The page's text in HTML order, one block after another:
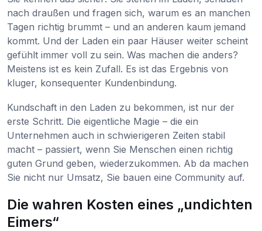
nach draußen und fragen sich, warum es an manchen
Tagen richtig brummt – und an anderen kaum jemand
kommt. Und der Laden ein paar Häuser weiter scheint
gefühlt immer voll zu sein. Was machen die anders?
Meistens ist es kein Zufall. Es ist das Ergebnis von
kluger, konsequenter Kundenbindung.
Kundschaft in den Laden zu bekommen, ist nur der
erste Schritt. Die eigentliche Magie – die ein
Unternehmen auch in schwierigeren Zeiten stabil
macht – passiert, wenn Sie Menschen einen richtig
guten Grund geben, wiederzukommen. Ab da machen
Sie nicht nur Umsatz, Sie bauen eine Community auf.
Die wahren Kosten eines „undichten
Eimers“